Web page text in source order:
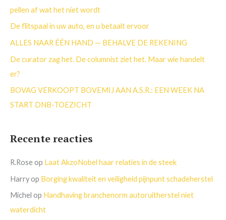
a
a
r
pellen af wat het niet wordt
De flitspaal in uw auto, en u betaalt ervoor
ALLES NAAR ÉÉN HAND — BEHALVE DE REKENING
De curator zag het. De columnist ziet het. Maar wie handelt
er?
BOVAG VERKOOPT BOVEMIJ AAN A.S.R.: EEN WEEK NA
START DNB-TOEZICHT
Recente reacties
R.Roseop Laat AkzoNobel haar relaties in de steek
Harryop Borging kwaliteit en veiligheid pijnpunt schadeherstel
Michel op Handhaving branchenorm autoruitherstel niet
waterdicht